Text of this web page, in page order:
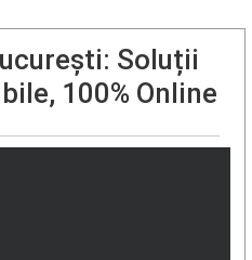
Soluții
100% Online